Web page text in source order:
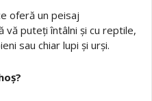
oferă un peisaj
vă puteți întâlni și cu reptile,
sau chiar lupi și urși.